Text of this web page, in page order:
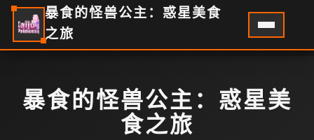
暴食的怪兽公主：惑星美食
之旅
暴食的怪兽公主：惑星美
食之旅